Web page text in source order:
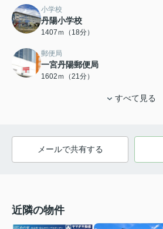
小学校
丹陽小学校
1407ｍ（18分）
郵便局
一宮丹陽郵便局
1602ｍ（21分）
すべて見る
メールで共有する
近隣の物件